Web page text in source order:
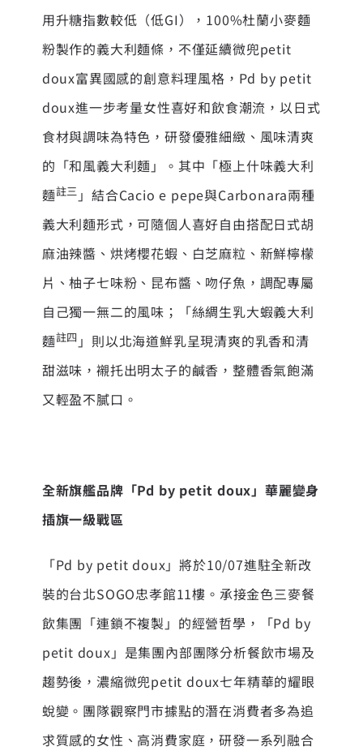
用升糖指數較低（低GI），100%杜蘭小麥麵
粉製作的義大利麵條，不僅延續微兜petit
doux富異國感的創意料理風格，Pd by petit
doux進一步考量女性喜好和飲食潮流，以日式
食材與調味為特色，研發優雅細緻、風味清爽
的「和風義大利麵」。其中「極上什味義大利
麵註三 」結合Cacio e pepe與Carbonara兩種
義大利麵形式，可隨個人喜好自由搭配日式胡
麻油辣醬、烘烤櫻花蝦、白芝麻粒、新鮮檸檬
片、柚子七味粉、昆布醬、吻仔魚，調配專屬
自己獨一無二的風味；「絲綢生乳大蝦義大利
麵註四 」則以北海道鮮乳呈現清爽的乳香和清
甜滋味，襯托出明太子的鹹香，整體香氣飽滿
又輕盈不膩口。
全新旗艦品牌「Pd by petit doux」華麗變身
插旗一級戰區
「Pd by petit doux」將於10/07進駐全新改
裝的台北SOGO忠孝館11樓。承接金色三麥餐
飲集團「連鎖不複製」的經營哲學，「Pd by
petit doux」是集團內部團隊分析餐飲市場及
趨勢後，濃縮微兜petit doux七年精華的耀眼
蛻變。團隊觀察門市據點的潛在消費者多為追
求質感的女性、高消費家庭，研發一系列融合